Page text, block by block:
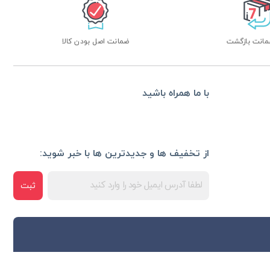
ضمانت اصل بودن کالا
از تخفیف ها و جدیدترین ها با خبر شوید:
ثبت
با ما همراه باشید